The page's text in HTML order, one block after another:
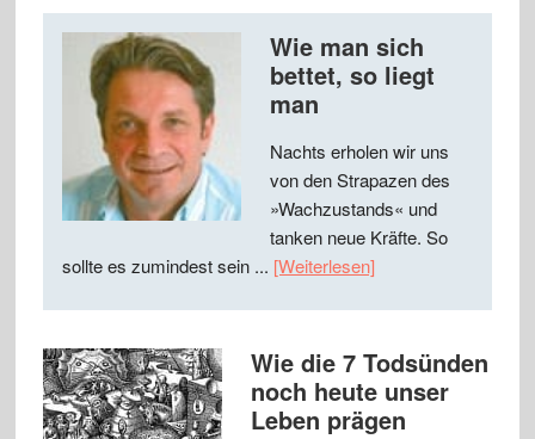
Wie man sich
bettet, so liegt
man
Nachts erholen wir uns
von den Strapazen des
»Wachzustands« und
tanken neue Kräfte. So
sollte es zumindest sein ... [Weiterlesen]
Wie die 7 Todsünden
noch heute unser
Leben prägen